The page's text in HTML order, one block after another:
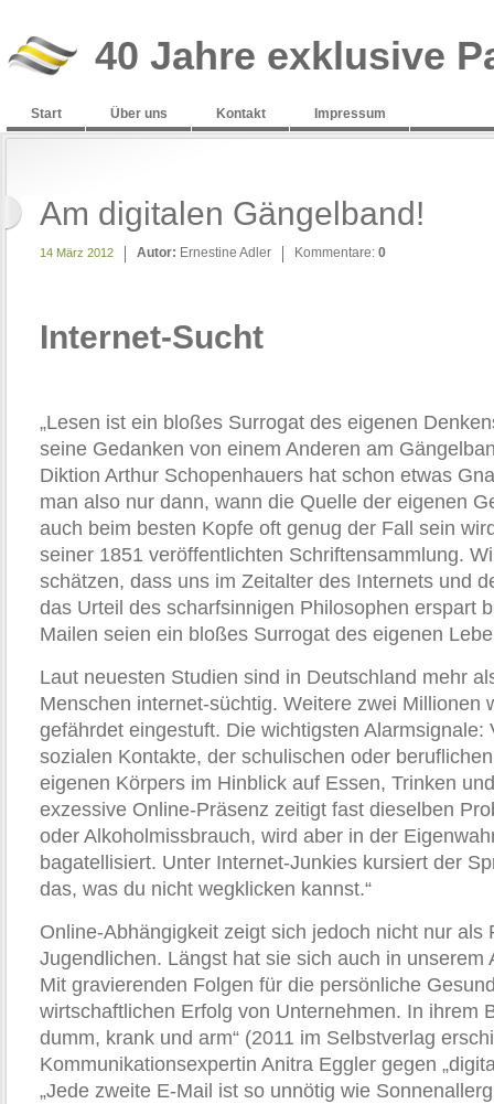
40 Jahre exklusive
Start Über uns Kontakt Impressum
Am digitalen Gängelband!
14 März 2012 Autor: Ernestine Adler Kommentare: 0
Internet-Sucht
„Lesen ist ein bloßes Surrogat des eigenen
seine Gedanken von einem Anderen am
Diktion Arthur Schopenhauers hat schon etwas
man also nur dann, wann die Quelle der eigenen
auch beim besten Kopfe oft genug der Fall sein
seiner 1851 veröffentlichten Schriftensammlung.
schätzen, dass uns im Zeitalter des Internets und
das Urteil des scharfsinnigen Philosophen erspart
Mailen seien ein bloßes Surrogat des eigenen
Laut neuesten Studien sind in Deutschland mehr
Menschen internet-süchtig. Weitere zwei Millionen
gefährdet eingestuft. Die wichtigsten Alarmsignale:
sozialen Kontakte, der schulischen oder
eigenen Körpers im Hinblick auf Essen, Trinken
exzessive Online-Präsenz zeitigt fast dieselben
oder Alkoholmissbrauch, wird aber in der
bagatellisiert. Unter Internet-Junkies kursiert der
das, was du nicht wegklicken kannst.“
Online-Abhängigkeit zeigt sich jedoch nicht nur als
Jugendlichen. Längst hat sie sich auch in unserem
Mit gravierenden Folgen für die persönliche
wirtschaftlichen Erfolg von Unternehmen. In ihrem
dumm, krank und arm“ (2011 im Selbstverlag
Kommunikationsexpertin Anitra Eggler gegen
„Jede zweite E-Mail ist so unnötig wie